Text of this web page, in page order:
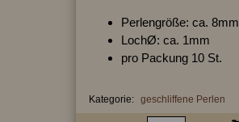
Perlengröße: ca. 8mm
LochØ: ca. 1mm
pro Packung 10 St.
Kategorie: geschliffene Perlen